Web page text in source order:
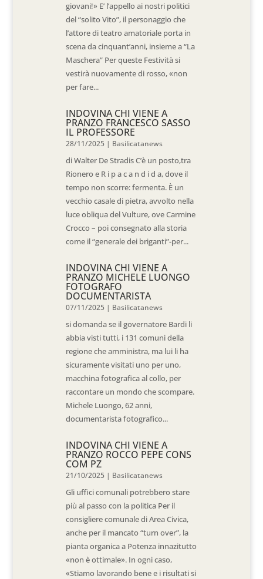
giovani!» E’ l’appello ai nostri politici
del “solito Vito”, il personaggio che
l’attore di teatro amatoriale porta in
scena da cinquant’anni, insieme a “La
Maschera” Per queste Festività si
vestirà nuovamente di rosso, «non
per fare...
INDOVINA CHI VIENE A
PRANZO FRANCESCO SASSO
IL PROFESSORE
28/11/2025 | Basilicatanews
di Walter De Stradis C’è un posto,tra
Rionero e R i p a c a n d i d a, dove il
tempo non scorre: fermenta. È un
vecchio casale di pietra, avvolto nella
luce obliqua del Vulture, ove Carmine
Crocco – poi consegnato alla storia
come il “generale dei briganti”-per...
INDOVINA CHI VIENE A
PRANZO MICHELE LUONGO
FOTOGRAFO
DOCUMENTARISTA
07/11/2025 | Basilicatanews
si domanda se il governatore Bardi li
abbia visti tutti, i 131 comuni della
regione che amministra, ma lui li ha
sicuramente visitati uno per uno,
macchina fotografica al collo, per
raccontare un mondo che scompare.
Michele Luongo, 62 anni,
documentarista fotografico...
INDOVINA CHI VIENE A
PRANZO ROCCO PEPE CONS
COM PZ
21/10/2025 | Basilicatanews
Gli uffici comunali potrebbero stare
più al passo con la politica Per il
consigliere comunale di Area Civica,
anche per il mancato “turn over”, la
pianta organica a Potenza innazitutto
«non è ottimale». In ogni caso,
«Stiamo lavorando bene e i risultati si